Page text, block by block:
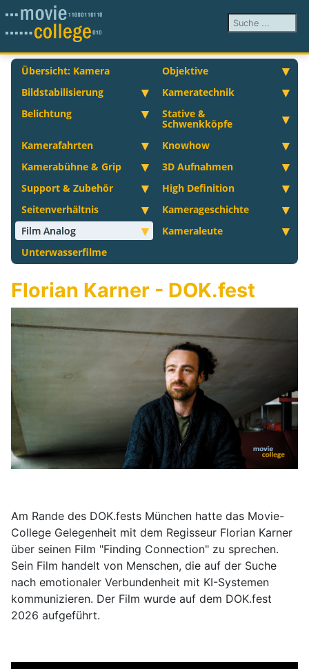
Suchen ...
Übersicht: Kamera
Objektive
Bildstabilisierung
Kameratechnik
Belichtung
Stative &
Schwenkköpfe
Kamerafahrten
Knowhow
Kamerabühne & Grip
3D Aufnahmen
Support & Zubehör
High Definition
Seitenverhältnis
Kamerageschichte
Film Analog
Kameraleute
Unterwasserfilme
Florian Karner - DOK.fest
Am Rande des DOK.fests München hatte das Movie-
College Gelegenheit mit dem Regisseur Florian Karner
über seinen Film "Finding Connection" zu sprechen.
Sein Film handelt von Menschen, die auf der Suche
nach emotionaler Verbundenheit mit KI-Systemen
kommunizieren. Der Film wurde auf dem DOK.fest
2026 aufgeführt.